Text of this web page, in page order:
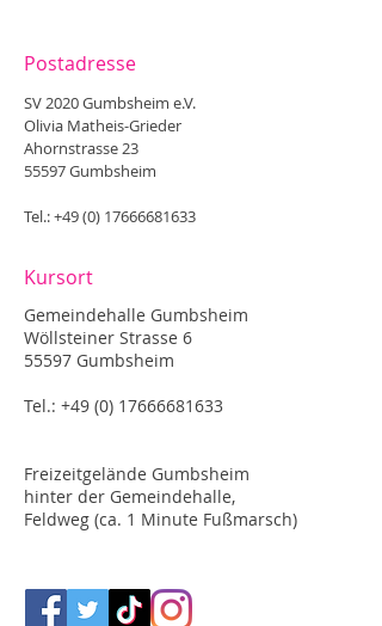
Postadresse
SV 2020 Gumbsheim e.V.
Olivia Matheis-Grieder
Ahornstrasse 23
55597 Gumbsheim
Tel.:+49 (0) 17666681633
Kursort
Gemeindehalle Gumbsheim
Wöllsteiner Strasse 6
55597 Gumbsheim
Tel.: +49 (0) 17666681633
Freizeitgelände Gumbsheim
hinter der Gemeindehalle,
Feldweg (ca. 1 Minute Fußmarsch)